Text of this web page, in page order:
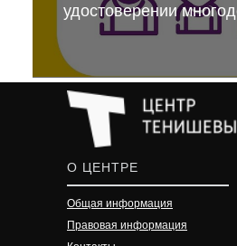
удостоверении
О ЦЕНТРЕ
Общая информация
Правовая информация